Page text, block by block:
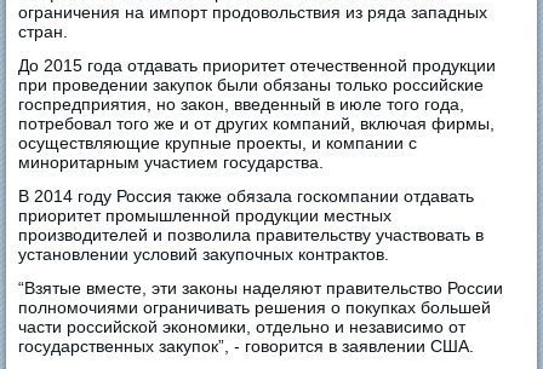
ограничения на импорт продовольствия из ряда западных
стран.
До 2015 года отдавать приоритет отечественной продукции
при проведении закупок были обязаны только российские
госпредприятия, но закон, введенный в июле того года,
потребовал того же и от других компаний, включая фирмы,
осуществляющие крупные проекты, и компании с
миноритарным участием государства.
В 2014 году Россия также обязала госкомпании отдавать
приоритет промышленной продукции местных
производителей и позволила правительству участвовать в
установлении условий закупочных контрактов.
“Взятые вместе, эти законы наделяют правительство России
полномочиями ограничивать решения о покупках большей
части российской экономики, отдельно и независимо от
государственных закупок”, - говорится в заявлении США.